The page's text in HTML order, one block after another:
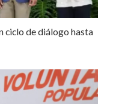
ciclo de diálogo hasta